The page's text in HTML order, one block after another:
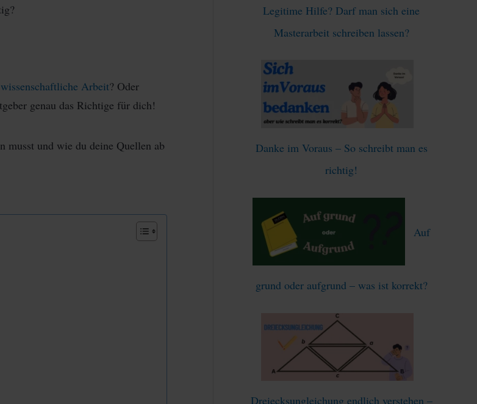
wissenschaftliche Arbeit? Oder
genau das Richtige für dich!
musst und wie du deine Quellen ab
Legitime Hilfe? Darf man sich eine
Masterarbeit schreiben lassen?
Danke im Voraus – So schreibt man es
richtig!
Auf
grund oder aufgrund – was ist korrekt?
Dreiecksungleichung endlich verstehen –